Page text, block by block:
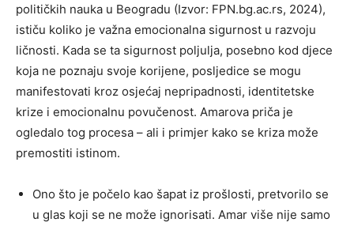
političkih nauka u Beogradu (Izvor: FPN.bg.ac.rs, 2024),
ističu koliko je važna emocionalna sigurnost u razvoju
ličnosti. Kada se ta sigurnost poljulja, posebno kod djece
koja ne poznaju svoje korijene, posljedice se mogu
manifestovati kroz osjećaj nepripadnosti, identitetske
krize i emocionalnu povučenost. Amarova priča je
ogledalo tog procesa – ali i primjer kako se kriza može
premostiti istinom.
Ono što je počelo kao šapat iz prošlosti, pretvorilo se
u glas koji se ne može ignorisati. Amar više nije samo